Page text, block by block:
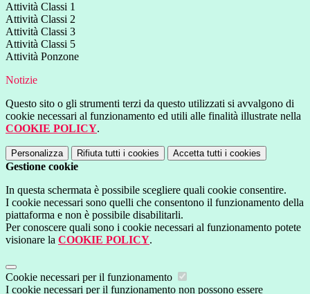
Attività Classi 1
Attività Classi 2
Attività Classi 3
Attività Classi 5
Attività Ponzone
Notizie
Questo sito o gli strumenti terzi da questo utilizzati si avvalgono di
cookie necessari al funzionamento ed utili alle finalità illustrate nella
COOKIE POLICY.
Personalizza Rifiuta tutti i cookies Accetta tutti i cookies
Gestione cookie
In questa schermata è possibile scegliere quali cookie consentire.
I cookie necessari sono quelli che consentono il funzionamento della
piattaforma e non è possibile disabilitarli.
Per conoscere quali sono i cookie necessari al funzionamento potete
visionare la COOKIE POLICY.
Cookie necessari per il funzionamento
I cookie necessari per il funzionamento non possono essere